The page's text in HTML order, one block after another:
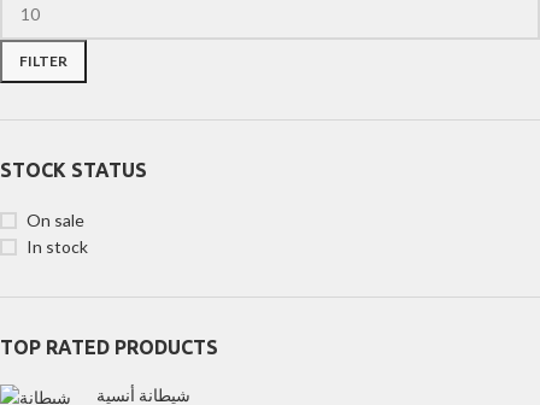
FILTER
STOCK STATUS
On sale
In stock
TOP RATED PRODUCTS
شيطانة أنسية